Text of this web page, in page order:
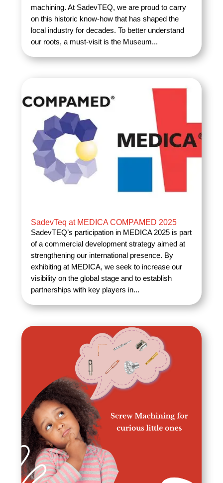
machining. At SadevTEQ, we are proud to carry
on this historic know-how that has shaped the
local industry for decades. To better understand
our roots, a must-visit is the Museum...
SadevTeq at MEDICA COMPAMED 2025
SadevTEQ’s participation in MEDICA 2025 is part
of a commercial development strategy aimed at
strengthening our international presence. By
exhibiting at MEDICA, we seek to increase our
visibility on the global stage and to establish
partnerships with key players in...